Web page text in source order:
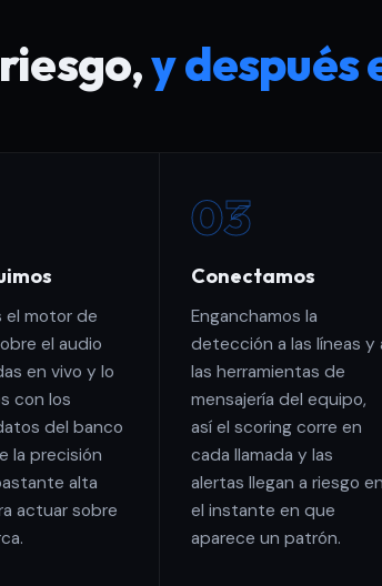
y después
el motor de
el audio
en vivo y lo
con los
del banco
la precisión
alta
actuar sobre
03
Conectamos
Enganchamos la
detección a las líneas y
las herramientas de
mensajería del equipo,
así el scoring corre en
cada llamada y las
alertas llegan a riesgo en
el instante en que
aparece un patrón.